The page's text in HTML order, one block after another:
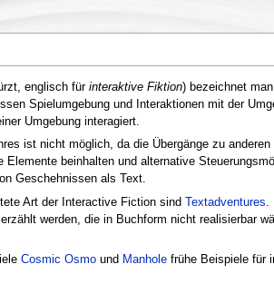
englisch für interaktive Fiktion) bezeichnet
Spielumgebung und Interaktionen mit der
Umgebung interagiert.
ist nicht möglich, da die Übergänge zu
beinhalten und alternative
Geschehnissen als Text.
Art der Interactive Fiction sind Textadventures
werden, die in Buchform nicht realisierbar
Cosmic Osmound Manholefrühe Beispiele für